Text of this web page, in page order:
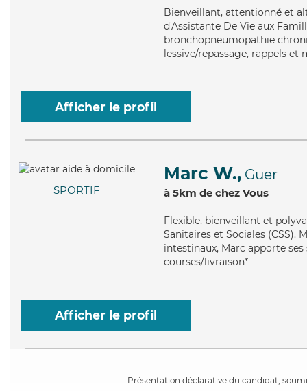
Bienveillant, attentionné et
d'Assistante De Vie aux
bronchopneumopathie
lessive/repassage, rappels et
Afficher le profil
SPORTIF
Marc W., Guer
à 5km de chez Vous
Flexible, bienveillant et
Sanitaires et Sociales (CSS).
intestinaux, Marc apporte
courses/livraison*
Afficher le profil
Présentation déclarative du candidat,